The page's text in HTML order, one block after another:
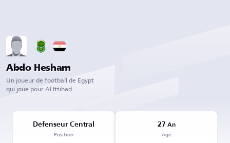
Abdo Hesham
Un joueur de football de Egypt
qui joue pour Al Ittihad
Défenseur Central
Position
27 An
Âge